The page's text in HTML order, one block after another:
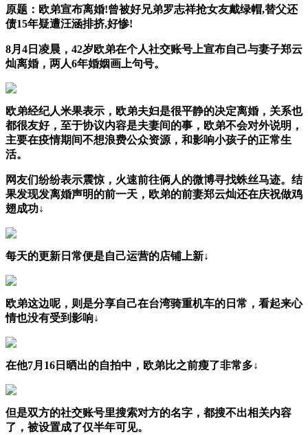
原题：欧弟宣布离婚!曾被好兄弟罗志祥抢女友戴绿帽,替父还
债15年疑遭汪涵排挤,好惨!
8月4日凌晨，42岁欧弟在个人社交账号上宣布自己与妻子郑云
灿离婚，两人6年婚姻画上句号。
欧弟经纪人米果表示，欧弟夫妇是很平静的决定离婚，关系也
都很友好，至于协议内容是夫妻间的事，欧弟不会对外说明，
主要在疫情期间不想浪费公众资源，和影响小孩子的正常生
活。
网友们纷纷表示震惊，火速前往俩人的微博寻找蛛丝马迹。结
果发现发离婚声明的前一天，欧弟的前妻郑云灿还在庆祝做鸡
翅成功↓
每天的更新日常便是自己运营的店铺上新↓
欧弟这边呢，则是分享自己在台湾骑重机车的日常，看起来心
情也没有受到影响↓
在他7月16日晒出的自拍中，欧弟比之前瘦了非常多↓
但是双方的社交账号里搜索对方的名字，都搜不出相关内容
了，被设置成了仅半年可见。